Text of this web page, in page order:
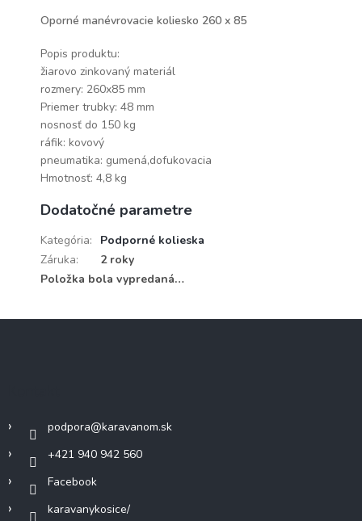
Oporné manévrovacie koliesko 260 x 85
Popis produktu:
žiarovo zinkovaný materiál
rozmery: 260x85 mm
Priemer trubky: 48 mm
nosnosť do 150 kg
ráfik: kovový
pneumatika: gumená,dofukovacia
Hmotnosť: 4,8 kg
Dodatočné parametre
Kategória:
Podporné kolieska
Záruka:
2 roky
Položka bola vypredaná…
podpora@karavanom.sk
+421 940 942 560
Facebook
karavanykosice/